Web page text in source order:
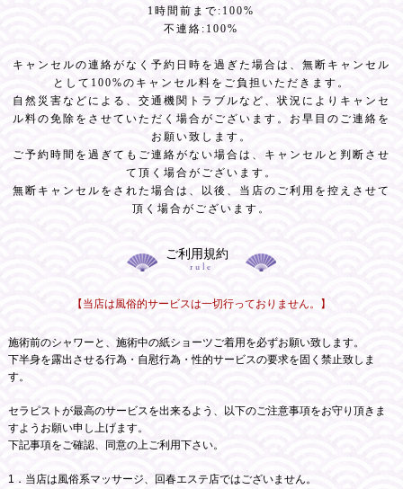
1時間前まで:100%
不連絡:100%
キャンセルの連絡がなく予約日時を過ぎた場合は、無断キャンセル
として100%のキャンセル料をご負担いただきます。
自然災害などによる、交通機関トラブルなど、状況によりキャンセ
ル料の免除をさせていただく場合がございます。お早目のご連絡を
お願い致します。
ご予約時間を過ぎてもご連絡がない場合は、キャンセルと判断させ
て頂く場合がございます。
無断キャンセルをされた場合は、以後、当店のご利用を控えさせて
頂く場合がございます。
ご利用規約
rule
【当店は風俗的サービスは一切行っておりません。】
施術前のシャワーと、施術中の紙ショーツご着用を必ずお願い致します。
下半身を露出させる行為・自慰行為・性的サービスの要求を固く禁止致しま
す。
セラピストが最高のサービスを出来るよう、以下のご注意事項をお守り頂きま
すようお願い申し上げます。
下記事項をご確認、同意の上ご利用下さい。
1．当店は風俗系マッサージ、回春エステ店ではございません。